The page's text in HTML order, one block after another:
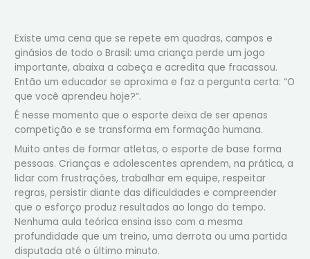
Existe uma cena que se repete em quadras, campos e
ginásios de todo o Brasil: uma criança perde um jogo
importante, abaixa a cabeça e acredita que fracassou.
Então um educador se aproxima e faz a pergunta certa: “O
que você aprendeu hoje?”.
É nesse momento que o esporte deixa de ser apenas
competição e se transforma em formação humana.
Muito antes de formar atletas, o esporte de base forma
pessoas. Crianças e adolescentes aprendem, na prática, a
lidar com frustrações, trabalhar em equipe, respeitar
regras, persistir diante das dificuldades e compreender
que o esforço produz resultados ao longo do tempo.
Nenhuma aula teórica ensina isso com a mesma
profundidade que um treino, uma derrota ou uma partida
disputada até o último minuto.